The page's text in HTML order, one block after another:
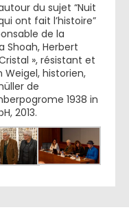
du sujet “Nuit
ont fait l’histoire”
de la
Shoah, Herbert
», résistant et
Weigel, historien,
de
1938 in
2013.